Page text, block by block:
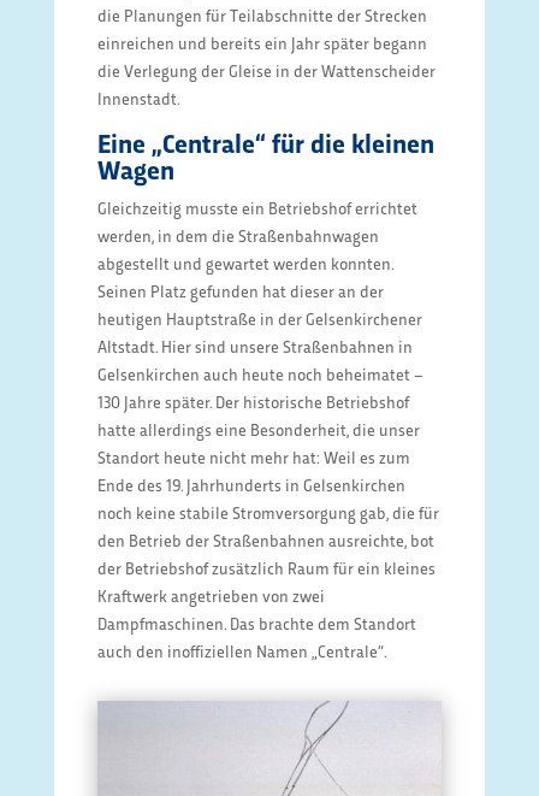
die Planungen für Teilabschnitte der Strecken
einreichen und bereits ein Jahr später begann
die Verlegung der Gleise in der Wattenscheider
Innenstadt.
Eine „Centrale“ für die kleinen
Wagen
Gleichzeitig musste ein Betriebshof errichtet
werden, in dem die Straßenbahnwagen
abgestellt und gewartet werden konnten.
Seinen Platz gefunden hat dieser an der
heutigen Hauptstraße in der Gelsenkirchener
Altstadt. Hier sind unsere Straßenbahnen in
Gelsenkirchen auch heute noch beheimatet –
130 Jahre später. Der historische Betriebshof
hatte allerdings eine Besonderheit, die unser
Standort heute nicht mehr hat: Weil es zum
Ende des 19. Jahrhunderts in Gelsenkirchen
noch keine stabile Stromversorgung gab, die für
den Betrieb der Straßenbahnen ausreichte, bot
der Betriebshof zusätzlich Raum für ein kleines
Kraftwerk angetrieben von zwei
Dampfmaschinen. Das brachte dem Standort
auch den inoffiziellen Namen „Centrale“.